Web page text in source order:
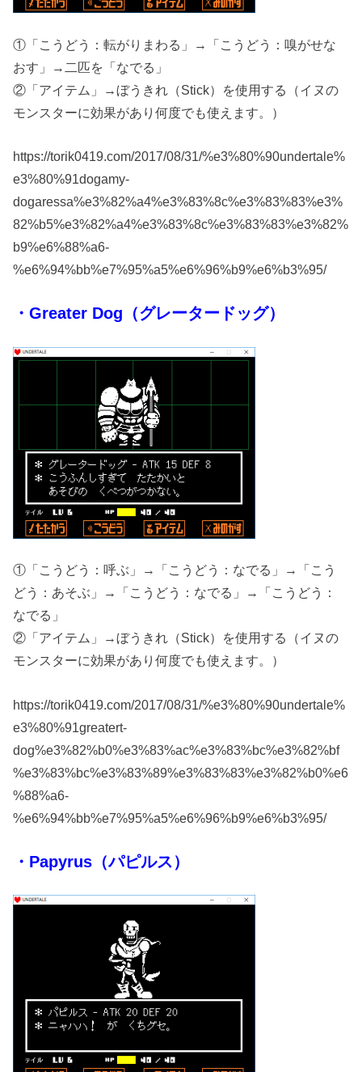
①「こうどう：転がりまわる」→「こうどう：嗅がせな
おす」→二匹を「なでる」
②「アイテム」→ぼうきれ（Stick）を使用する（イヌの
モンスターに効果があり何度でも使えます。）
https://torik0419.com/2017/08/31/%e3%80%90undertale%
e3%80%91dogamy-
dogaressa%e3%82%a4%e3%83%8c%e3%83%83%e3%
82%b5%e3%82%a4%e3%83%8c%e3%83%83%e3%82%
b9%e6%88%a6-
%e6%94%bb%e7%95%a5%e6%96%b9%e6%b3%95/
・Greater Dog（グレータードッグ）
①「こうどう：呼ぶ」→「こうどう：なでる」→「こう
どう：あそぶ」→「こうどう：なでる」→「こうどう：
なでる」
②「アイテム」→ぼうきれ（Stick）を使用する（イヌの
モンスターに効果があり何度でも使えます。）
https://torik0419.com/2017/08/31/%e3%80%90undertale%
e3%80%91greatert-
dog%e3%82%b0%e3%83%ac%e3%83%bc%e3%82%bf
%e3%83%bc%e3%83%89%e3%83%83%e3%82%b0%e6
%88%a6-
%e6%94%bb%e7%95%a5%e6%96%b9%e6%b3%95/
・Papyrus（パピルス）